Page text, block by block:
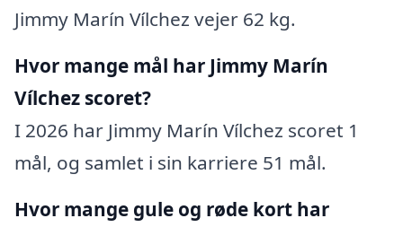
Jimmy Marín Vílchez vejer 62 kg.
Hvor mange mål har Jimmy Marín
Vílchez scoret?
I 2026 har Jimmy Marín Vílchez scoret 1
mål, og samlet i sin karriere 51 mål.
Hvor mange gule og røde kort har